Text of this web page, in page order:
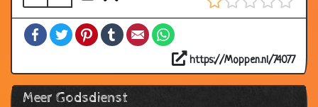
FacebookTwitterPinterestTumblrEmail
https://Moppen.nl/74077
Meer Godsdienst
01 Jan 2019
politiebureau
2.98
13 Nov 2018 Klacht
11 May 2018
Collecte
2.98
16 Mar 2018 Atheïst